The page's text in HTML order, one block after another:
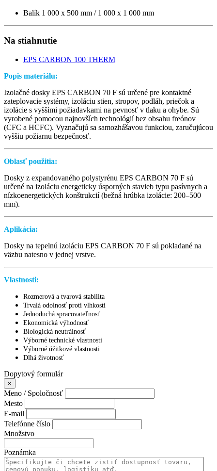
Balík 1 000 x 500 mm / 1 000 x 1 000 mm
Na stiahnutie
EPS CARBON 100 THERM
Popis materiálu:
Izolačné dosky EPS CARBON 70 F sú určené pre kontaktné
zateplovacie systémy, izoláciu stien, stropov, podláh, priečok a
izolácie s vyššími požiadavkami na pevnosť v tlaku a ohybe. Sú
vyrobené pomocou najnovších technológií bez obsahu freónov
(CFC a HCFC). Vyznačujú sa samozhášavou funkciou, zaručujúcou
vyššiu požiarnu bezpečnosť.
Oblasť použitia:
Dosky z expandovaného polystyrénu EPS CARBON 70 F sú
určené na izoláciu energeticky úsporných stavieb typu pasívnych a
nízkoenergetických konštrukcií (bežná hrúbka izolácie: 200–500
mm).
Aplikácia:
Dosky na tepelnú izoláciu EPS CARBON 70 F sú pokladané na
väzbu natesno v jednej vrstve.
Vlastnosti:
Rozmerová a tvarová stabilita
Trvalá odolnosť proti vlhkosti
Jednoduchá spracovateľnosť
Ekonomická výhodnosť
Biologická neutrálnosť
Výborné technické vlastnosti
Výborné úžitkové vlastnosti
Dlhá životnosť
Dopytový formulár
×
Meno / Spoločnosť
Mesto
E-mail
Telefónne číslo
Množstvo
Poznámka